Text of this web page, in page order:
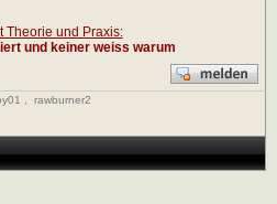
Theorie und Praxis:
und keiner weiss warum
rawburner2